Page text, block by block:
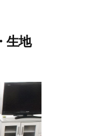
生地